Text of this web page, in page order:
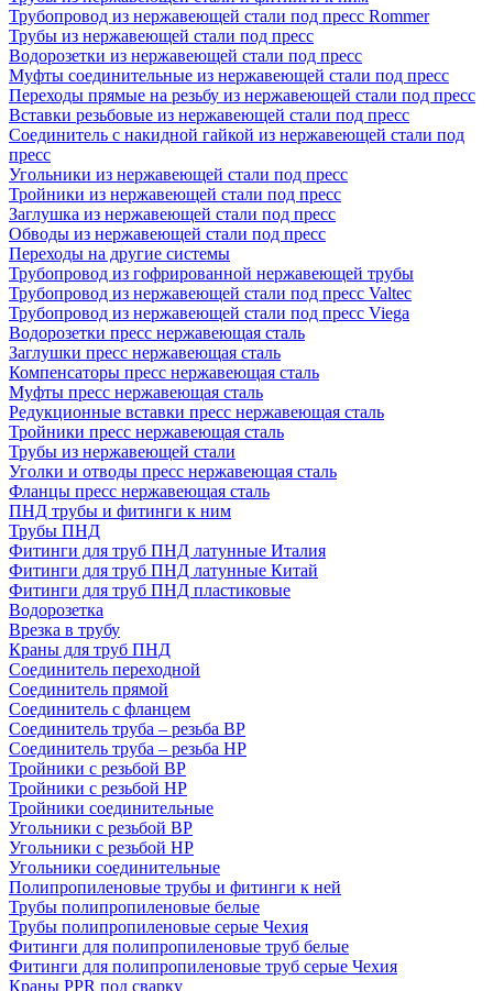
Трубопровод из нержавеющей стали под пресс Rommer
Трубы из нержавеющей стали под пресс
Водорозетки из нержавеющей стали под пресс
Муфты соединительные из нержавеющей стали под пресс
Переходы прямые на резьбу из нержавеющей стали под пресс
Вставки резьбовые из нержавеющей стали под пресс
Соединитель с накидной гайкой из нержавеющей стали под
пресс
Угольники из нержавеющей стали под пресс
Тройники из нержавеющей стали под пресс
Заглушка из нержавеющей стали под пресс
Обводы из нержавеющей стали под пресс
Переходы на другие системы
Трубопровод из гофрированной нержавеющей трубы
Трубопровод из нержавеющей стали под пресс Valtec
Трубопровод из нержавеющей стали под пресс Viega
Водорозетки пресс нержавеющая сталь
Заглушки пресс нержавеющая сталь
Компенсаторы пресс нержавеющая сталь
Муфты пресс нержавеющая сталь
Редукционные вставки пресс нержавеющая сталь
Тройники пресс нержавеющая сталь
Трубы из нержавеющей стали
Уголки и отводы пресс нержавеющая сталь
Фланцы пресс нержавеющая сталь
ПНД трубы и фитинги к ним
Трубы ПНД
Фитинги для труб ПНД латунные Италия
Фитинги для труб ПНД латунные Китай
Фитинги для труб ПНД пластиковые
Водорозетка
Врезка в трубу
Краны для труб ПНД
Соединитель переходной
Соединитель прямой
Соединитель с фланцем
Соединитель труба – резьба ВР
Соединитель труба – резьба НР
Тройники с резьбой ВР
Тройники с резьбой НР
Тройники соединительные
Угольники с резьбой ВР
Угольники с резьбой НР
Угольники соединительные
Полипропиленовые трубы и фитинги к ней
Трубы полипропиленовые белые
Трубы полипропиленовые серые Чехия
Фитинги для полипропиленовые труб белые
Фитинги для полипропиленовые труб серые Чехия
Краны PPR под сварку